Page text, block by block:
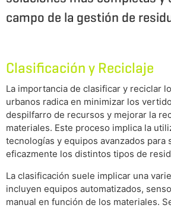
campo de la gestión de
Clasificación y Reciclaje
La importancia de clasificar y reciclar
urbanos radica en minimizar los
despilfarro de recursos y mejorar la
materiales. Este proceso implica la
tecnologías y equipos avanzados para
eficazmente los distintos tipos de
La clasificación suele implicar una
incluyen equipos automatizados,
manual en función de los materiales.